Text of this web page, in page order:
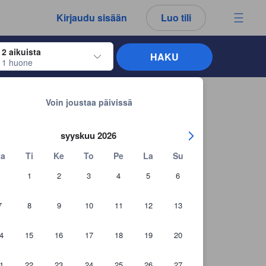
Kirjaudu sisään Luo tili
2 aikuista
1 huone
siirtyäksesi haluamiesi sisään- ja uloskirjautumispäivien
Voin joustaa päivissä
syyskuu 2026
Ti Ke To Pe La Su
1 2 3 4 5 6
8 9 10 11 12 13
15 16 17 18 19 20
HAKU
+36 asiakaskuvaa
arvostelut ja kommentit ovat aina aitoja.